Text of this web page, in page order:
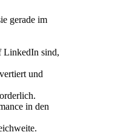
gerade im
LinkedIn sind,
und
in den